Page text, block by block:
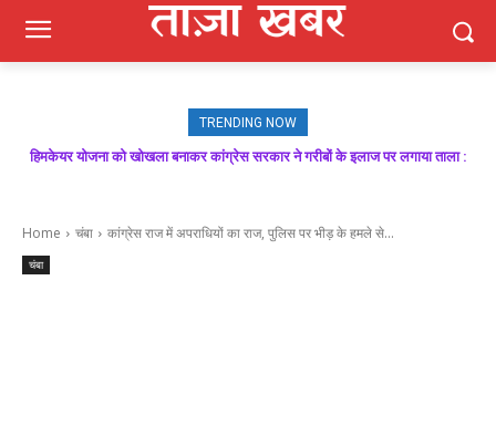
TRENDING NOW
हिमकेयर योजना को खोखला बनाकर कांग्रेस सरकार ने गरीबों के इलाज पर लगाया ताला :
मजबूत बूथ ही भाजपा की जीत की गारंटी, आगामी विधानसभा चुनाव में बूथ प्रबंधन निभाएगा
Home चंबा कांग्रेस राज में अपराधियों का राज, पुलिस पर भीड़ के हमले से...
चंबा